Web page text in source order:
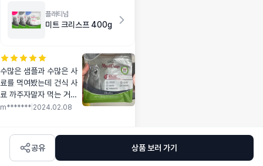
주었어요. 숟가락으
로 자르는데 옆에서
이 나쁜편은 아니지
만 이정도로 보채는
사료는 처음입니다.
그릇을 가져다주고
먹기 시작한 뒤로는
완전 합격입니다. 다
먹고서 그릇을 여러
플래티넘
미트 크리스프 400g
수많은 샘플과 수많은 사
료를 먹여봤는데 건식 사
료 까주자말자 먹는 거는
처음이네요 5세 벵갈 입
m******* 2024.02.08
공유 상품 보러 가기